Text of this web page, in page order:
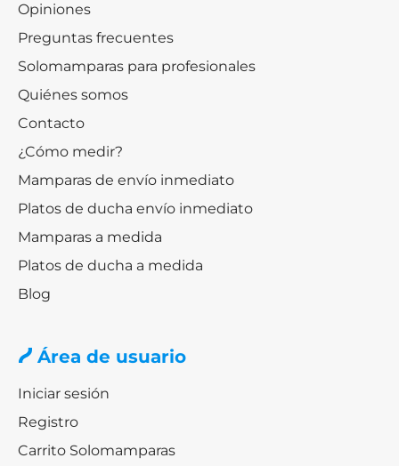
Opiniones
Preguntas frecuentes
Solomamparas para profesionales
Quiénes somos
Contacto
¿Cómo medir?
Mamparas de envío inmediato
Platos de ducha envío inmediato
Mamparas a medida
Platos de ducha a medida
Blog
Área de usuario
Iniciar sesión
Registro
Carrito Solomamparas